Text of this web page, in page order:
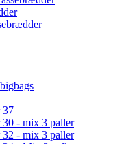
37
- mix 3 paller
- mix 3 paller